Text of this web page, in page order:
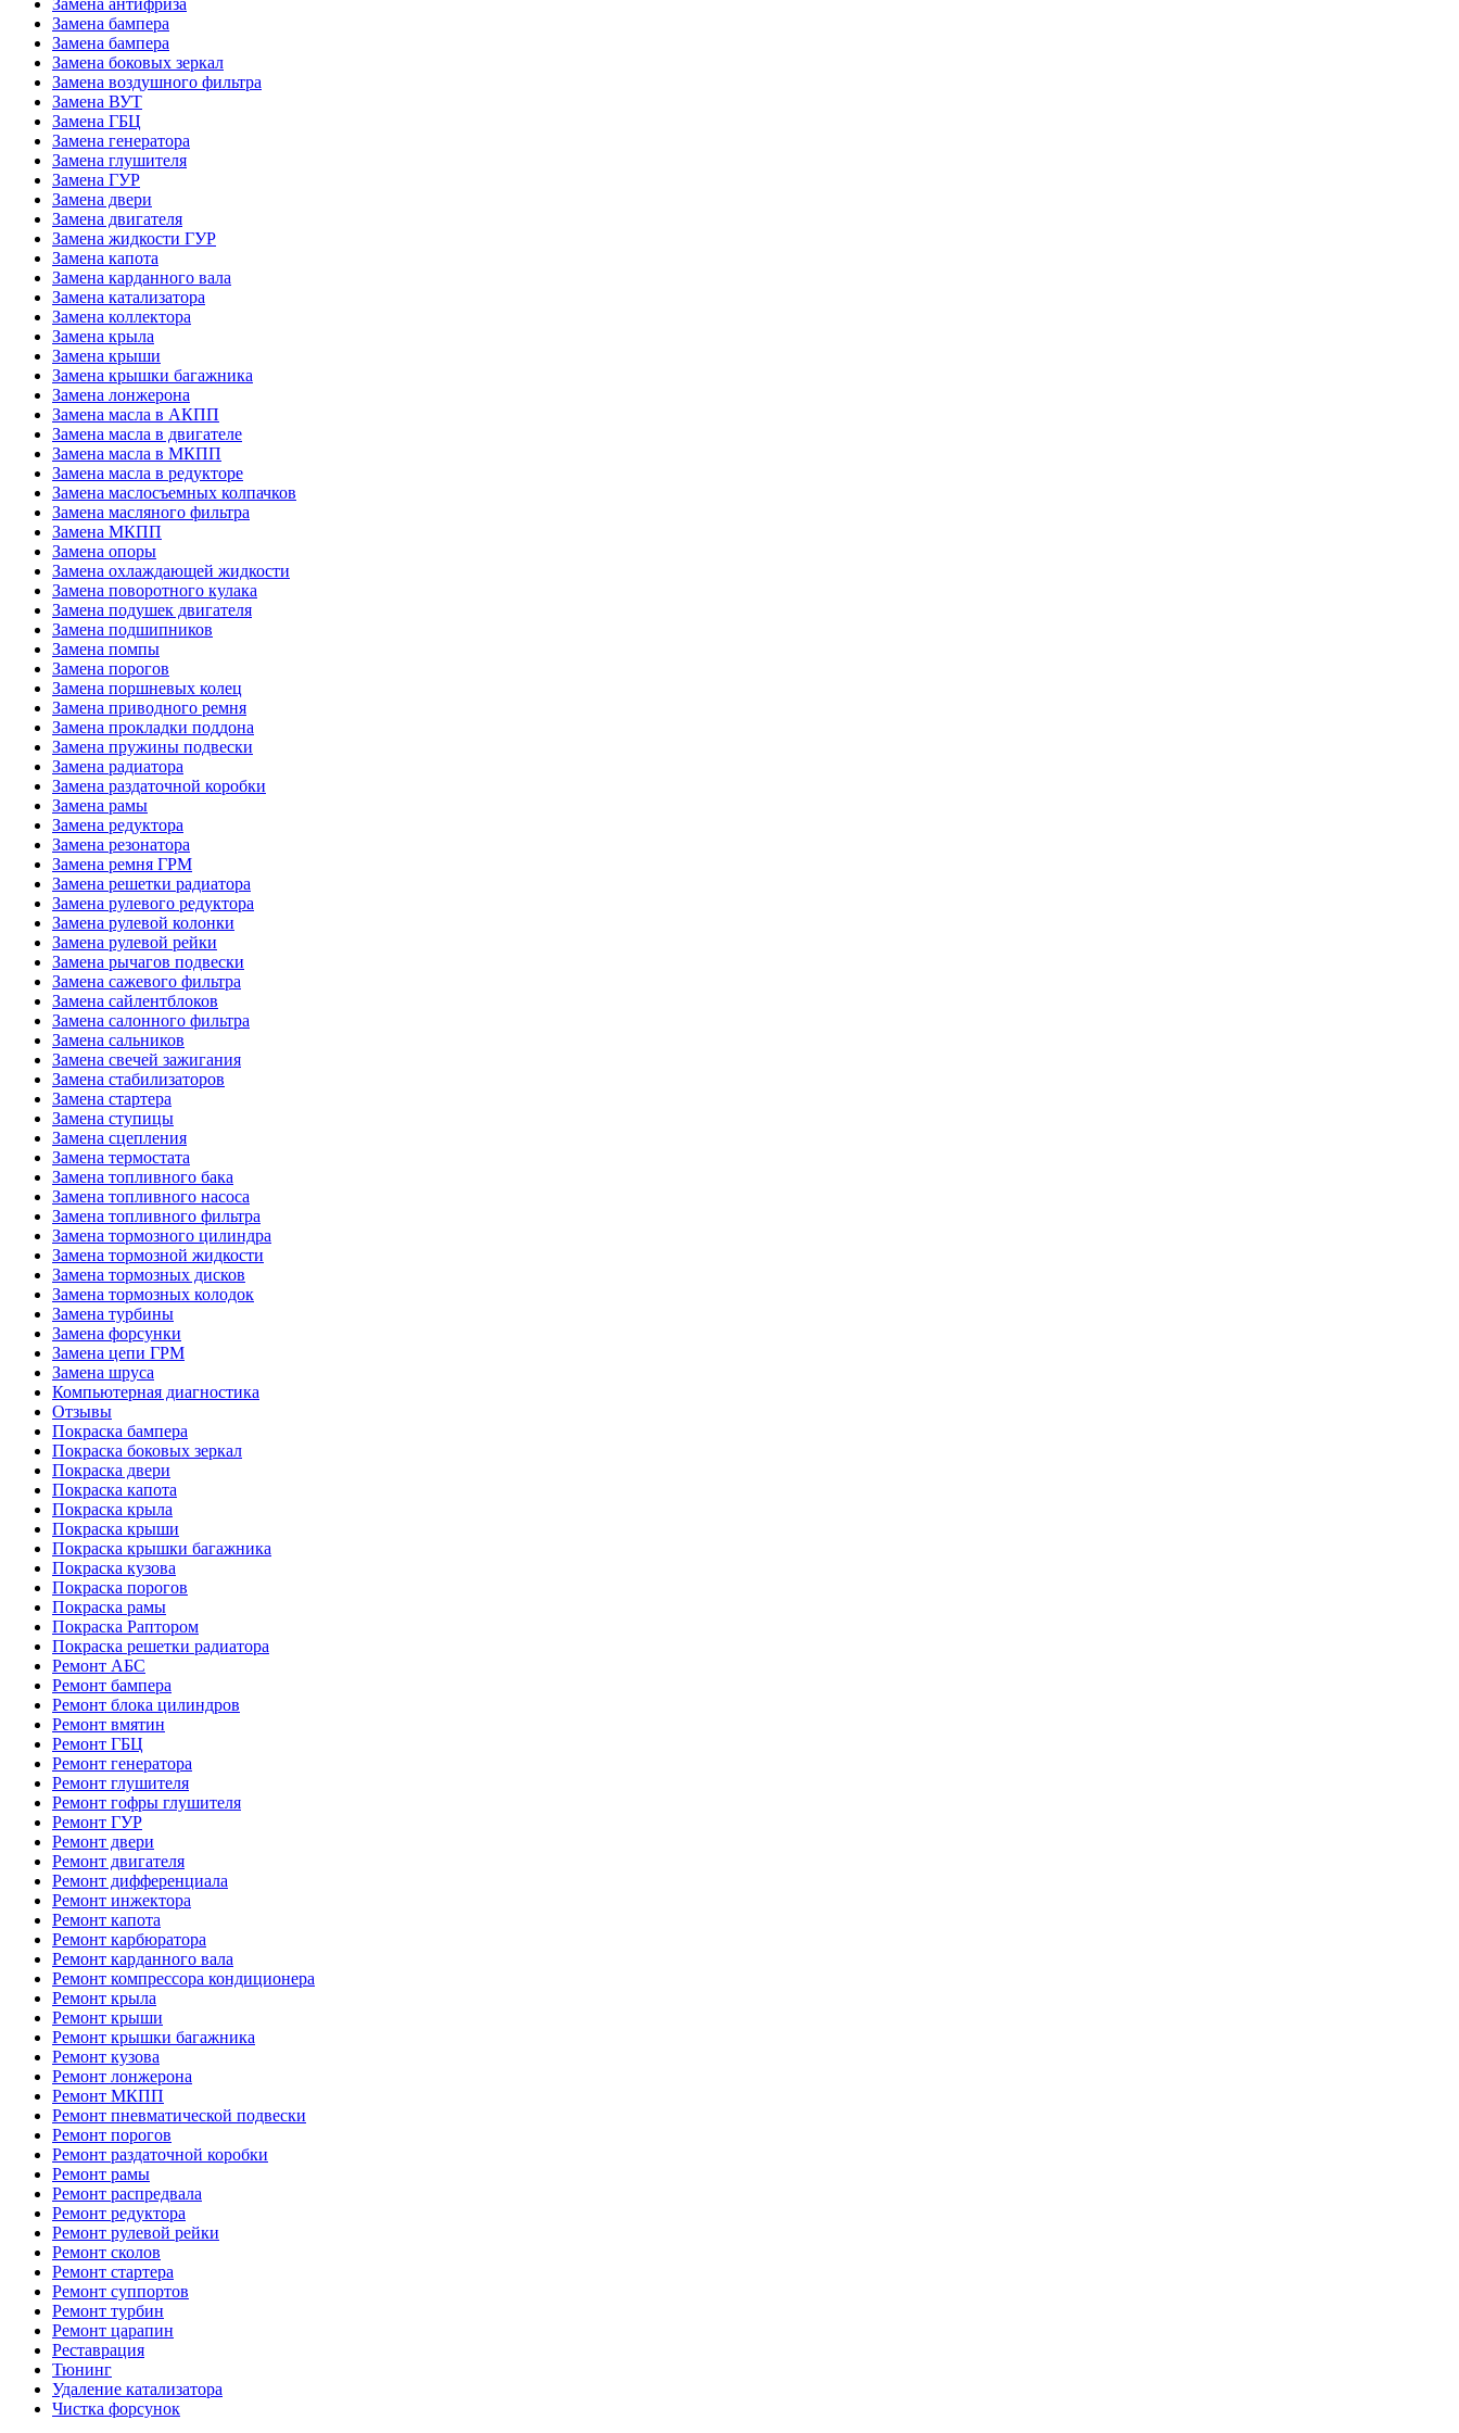
Замена антифриза
Замена бампера
Замена бампера
Замена боковых зеркал
Замена воздушного фильтра
Замена ВУТ
Замена ГБЦ
Замена генератора
Замена глушителя
Замена ГУР
Замена двери
Замена двигателя
Замена жидкости ГУР
Замена капота
Замена карданного вала
Замена катализатора
Замена коллектора
Замена крыла
Замена крыши
Замена крышки багажника
Замена лонжерона
Замена масла в АКПП
Замена масла в двигателе
Замена масла в МКПП
Замена масла в редукторе
Замена маслосъемных колпачков
Замена масляного фильтра
Замена МКПП
Замена опоры
Замена охлаждающей жидкости
Замена поворотного кулака
Замена подушек двигателя
Замена подшипников
Замена помпы
Замена порогов
Замена поршневых колец
Замена приводного ремня
Замена прокладки поддона
Замена пружины подвески
Замена радиатора
Замена раздаточной коробки
Замена рамы
Замена редуктора
Замена резонатора
Замена ремня ГРМ
Замена решетки радиатора
Замена рулевого редуктора
Замена рулевой колонки
Замена рулевой рейки
Замена рычагов подвески
Замена сажевого фильтра
Замена сайлентблоков
Замена салонного фильтра
Замена сальников
Замена свечей зажигания
Замена стабилизаторов
Замена стартера
Замена ступицы
Замена сцепления
Замена термостата
Замена топливного бака
Замена топливного насоса
Замена топливного фильтра
Замена тормозного цилиндра
Замена тормозной жидкости
Замена тормозных дисков
Замена тормозных колодок
Замена турбины
Замена форсунки
Замена цепи ГРМ
Замена шруса
Компьютерная диагностика
Отзывы
Покраска бампера
Покраска боковых зеркал
Покраска двери
Покраска капота
Покраска крыла
Покраска крыши
Покраска крышки багажника
Покраска кузова
Покраска порогов
Покраска рамы
Покраска Раптором
Покраска решетки радиатора
Ремонт АБС
Ремонт бампера
Ремонт блока цилиндров
Ремонт вмятин
Ремонт ГБЦ
Ремонт генератора
Ремонт глушителя
Ремонт гофры глушителя
Ремонт ГУР
Ремонт двери
Ремонт двигателя
Ремонт дифференциала
Ремонт инжектора
Ремонт капота
Ремонт карбюратора
Ремонт карданного вала
Ремонт компрессора кондиционера
Ремонт крыла
Ремонт крыши
Ремонт крышки багажника
Ремонт кузова
Ремонт лонжерона
Ремонт МКПП
Ремонт пневматической подвески
Ремонт порогов
Ремонт раздаточной коробки
Ремонт рамы
Ремонт распредвала
Ремонт редуктора
Ремонт рулевой рейки
Ремонт сколов
Ремонт стартера
Ремонт суппортов
Ремонт турбин
Ремонт царапин
Реставрация
Тюнинг
Удаление катализатора
Чистка форсунок